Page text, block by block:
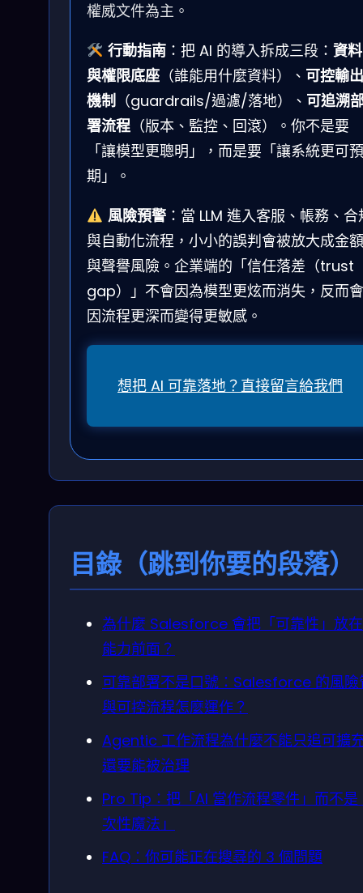
權威文件為主。
行動指南：把 AI 的導入拆成三段： 資料
與權限底座 （誰能用什麼資料）、 可控輸出
機制 （guardrails/過濾/落地）、 可追溯
署流程 （版本、監控、回滾）。你不是要
「讓模型更聰明」，而是要「讓系統更可預
期」。
風險預警：當 LLM 進入客服、帳務、合
與自動化流程，小小的誤判會被放大成金額
與聲譽風險。企業端的「信任落差（trust
gap）」不會因為模型更炫而消失，反而會
因流程更深而變得更敏感。
想把 AI 可靠落地？直接留言給我們
目錄（跳到你要的段落）
為什麼 Salesforce 會把「可靠性」放在
能力前面？
可靠部署不是口號：Salesforce 的風險
與可控流程怎麼運作？
Agentic 工作流程為什麼不能只追可擴
還要能被治理
Pro Tip：把「AI 當作流程零件」而不是
次性魔法」
FAQ：你可能正在搜尋的 3 個問題